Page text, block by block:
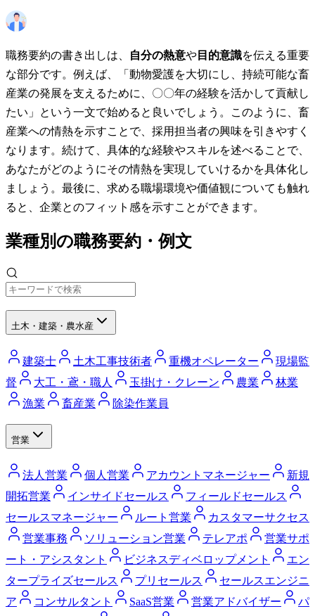
職務要約の書き出しは、 自分の熱意や 目的意識を伝える重要
な部分です。例えば、「動物愛護を大切にし、持続可能な畜
産業の発展を支えるために、〇〇年の経験を活かして貢献し
たい」という一文で始めると良いでしょう。このように、畜
産業への情熱を示すことで、採用担当者の興味を引きやすく
なります。続けて、具体的な経験やスキルを述べることで、
あなたがどのようにその情熱を実現していけるかを具体化し
ましょう。最後に、求める職場環境や価値観についても触れ
ると、企業とのフィット感を示すことができます。
業種別の職務要約・例文
土木・建築・農水産
建築士 土木工事技術者 重機オペレーター
現場監
督
大工・鳶・職人 玉掛け・クレーン 農業
林業
漁業
畜産業 除染作業員
営業
法人営業 個人営業 アカウントマネージャー
新規
開拓営業
インサイドセールス
フィールドセールス
セールスマネージャー
ルート営業
カスタマーサクセス
営業事務
ソリューション営業 テレアポ
営業サポ
ート・アシスタント
ビジネスディベロップメント
エン
タープライズセールス
プリセールス
セールスエンジニ
ア
コンサルタント SaaS営業 営業アドバイザー
パ